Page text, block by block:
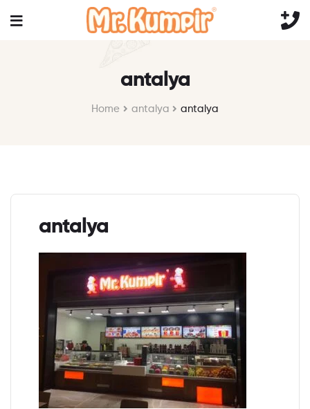
antalya
Home antalya antalya
antalya